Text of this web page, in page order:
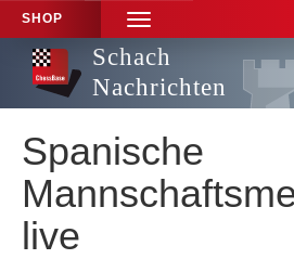
SHOP
TOGGLE
NAVIGATION
Schach
Nachrichten
Spanische
live